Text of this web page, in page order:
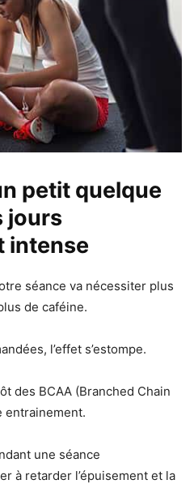
petit quelque
jours
intense
séance va nécessiter plus
de caféine.
l’effet s’estompe.
des BCAA (Branched Chain
entrainement.
une séance
à retarder l’épuisement et la